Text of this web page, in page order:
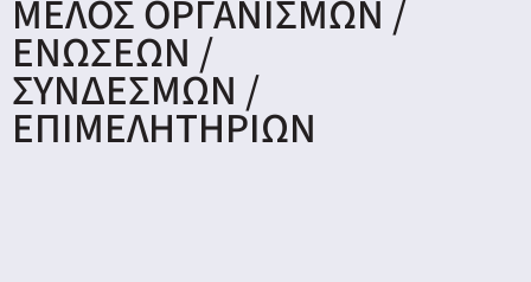
MΕΛΟΣ ΟΡΓΑΝΙΣΜΩΝ /
ΕΝΩΣΕΩΝ /
ΣΥΝΔΕΣΜΩΝ /
ΕΠΙΜΕΛΗΤΗΡΙΩΝ